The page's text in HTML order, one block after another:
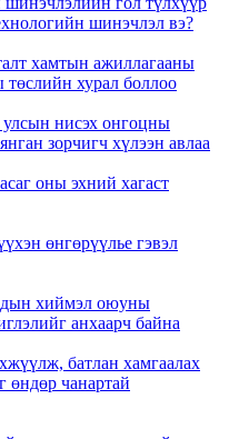
шинэчлэл вэ?
хамтын ажиллагааны
төслийн хурал боллоо
нисэх онгоцны
зорчигч хүлээн авлаа
оны эхний хагаст
өнгөрүүлье гэвэл
хиймэл оюуны
анхаарч байна
батлан хамгаалах
өндөр чанартай